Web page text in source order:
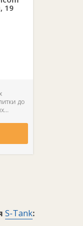
19
до
S-Tank: